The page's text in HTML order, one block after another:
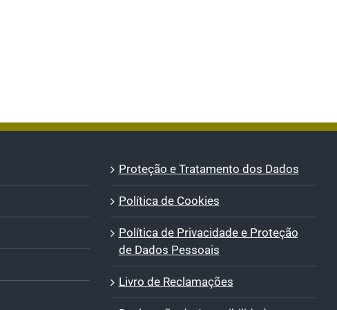
Proteção e Tratamento dos Dados
Política de Cookies
Política de Privacidade e Proteção
de Dados Pessoais
Livro de Reclamações